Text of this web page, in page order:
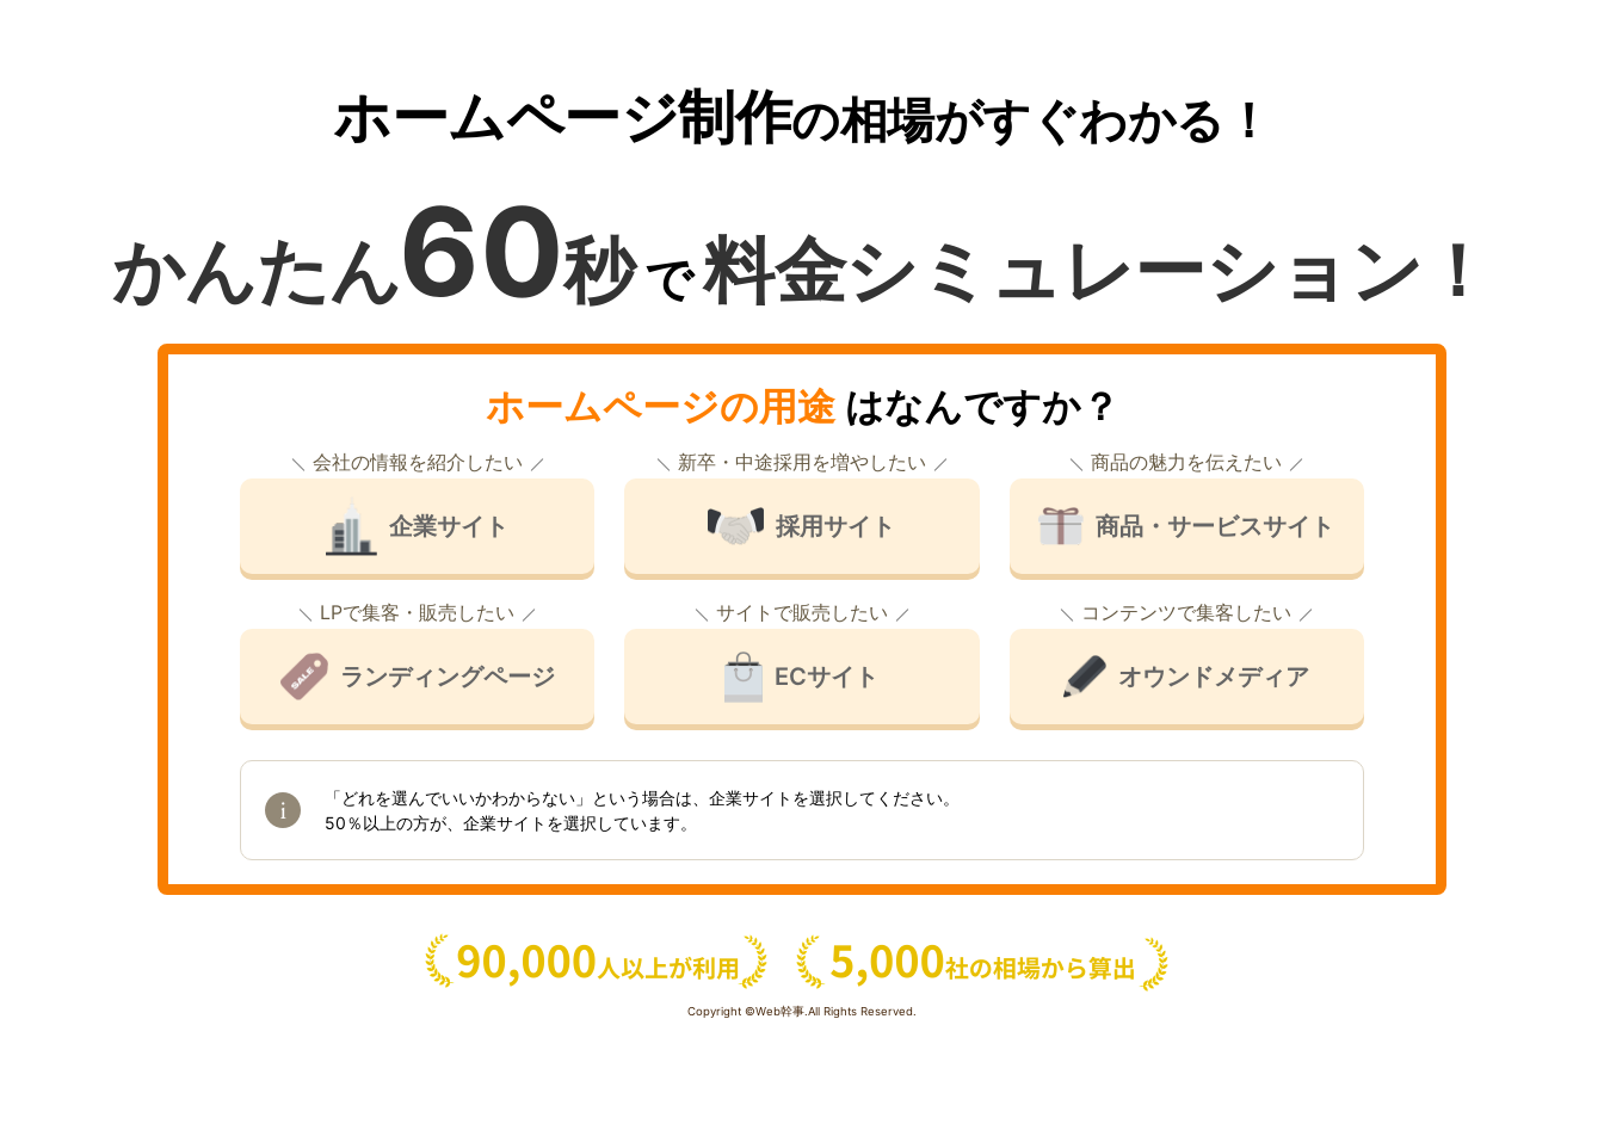
ホームページ制作の相場がすぐわかる！
かんたん60秒で料金シミュレーション！
ホームページの用途はなんですか？
会社の情報を紹介したい
企業サイト
新卒・中途採用を増やしたい
採用サイト
商品の魅力を伝えたい
商品・サービスサイト
LPで集客・販売したい
ランディングページ
サイトで販売したい
ECサイト
コンテンツで集客したい
オウンドメディア
「どれを選んでいいかわからない」という場合は、企業サイトを選択してください。
50％以上の方が、企業サイトを選択しています。
Copyright ©Web幹事.All Rights Reserved.